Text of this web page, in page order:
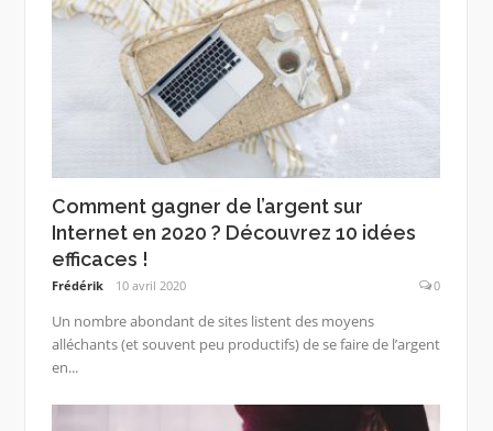
Comment gagner de l’argent sur
Internet en 2020 ? Découvrez 10 idées
efficaces !
Frédérik 10 avril 2020 0
Un nombre abondant de sites listent des moyens
alléchants (et souvent peu productifs) de se faire de l’argent
en...